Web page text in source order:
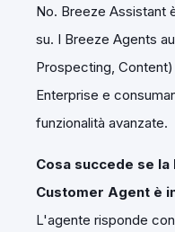
No. Breeze Assistant
su. I Breeze Agents
Prospecting,
Enterprise e
funzionalità avanzate.
Cosa succede se
Customer Agent è
L'agente risponde